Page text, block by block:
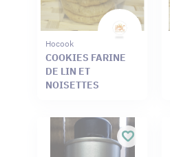
Hocook
COOKIES FARINE
DE LIN ET
NOISETTES